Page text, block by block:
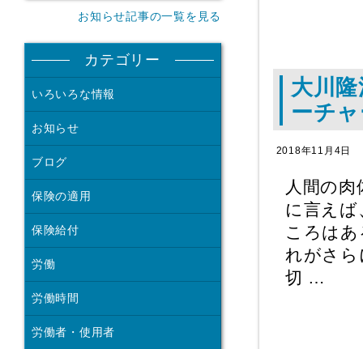
大川
ーチ
2018年11月4日
人間の
に言え
ころは
れがさら
切 …
お知らせ記事の一覧を見る
カテゴリー
いろいろな情報
お知らせ
ブログ
保険の適用
保険給付
労働
労働時間
労働者・使用者